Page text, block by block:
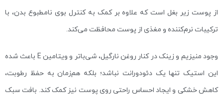
از پوست زیر بغل است که علاوه بر کمک به کنترل بوی نامطبوع بدن، با
ترکیبات نرم‌کننده و مغذی از پوست محافظت می‌کند.
وجود منیزیم و زینک در کنار روغن نارگیل، شی‌باتر و ویتامین E باعث شده
این استیک تنها یک دئودورانت نباشد؛ بلکه هم‌زمان به حفظ رطوبت،
کاهش خشکی و ایجاد احساس راحتی روی پوست نیز کمک کند. بافت سبک